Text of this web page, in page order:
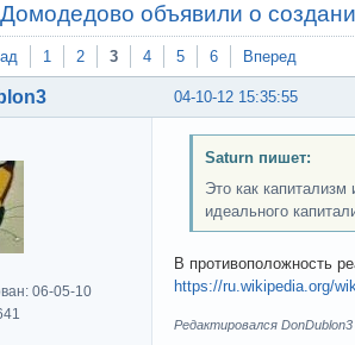
объявили о
1 2 3 4 5 6 Вперед
04-10-12 15:35:55
06-05-10
Saturn пишет:
Это как
идеального
В противоположность
https://ru.wikipedia.org/
Редактировался